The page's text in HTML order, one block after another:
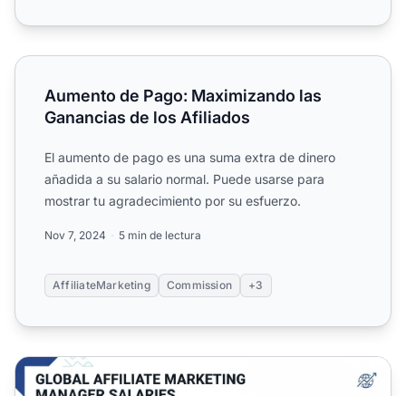
Aumento de Pago: Maximizando las Ganancias de los
Aumento de Pago: Maximizando las
Ganancias de los Afiliados
El aumento de pago es una suma extra de dinero
añadida a su salario normal. Puede usarse para
mostrar tu agradecimiento por su esfuerzo.
Nov 7, 2024 5 min de lectura
AffiliateMarketing Commission +3
Salario de un Gerente de Marketing de Afiliados 2025: